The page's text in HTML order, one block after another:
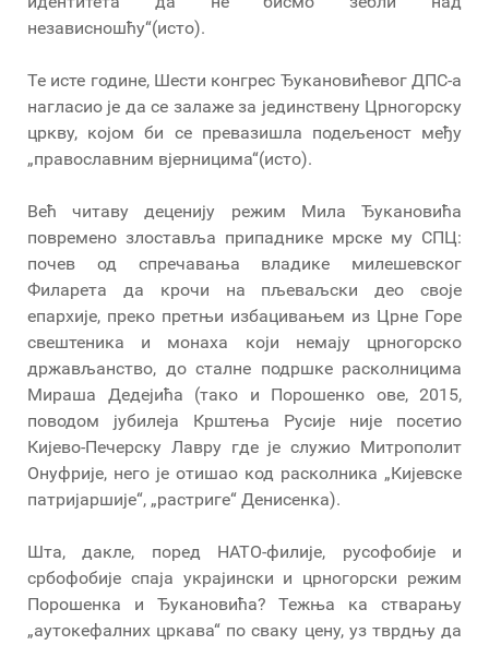
независношћу“(исто).
Те исте године, Шести конгрес Ђукановићевог ДПС-а
нагласио је да се залаже за јединствену Црногорску
цркву, којом би се превазишла подељеност међу
„православним вјерницима“(исто).
Већ читаву деценију режим Мила Ђукановића
повремено злоставља припаднике мрске му СПЦ:
почев од спречавања владике милешевског
Филарета да крочи на пљеваљски део своје
епархије, преко претњи избацивањем из Црне Горе
свештеника и монаха који немају црногорско
држављанство, до сталне подршке расколницима
Мираша Дедејића (тако и Порошенко ове, 2015,
поводом јубилеја Крштења Русије није посетио
Кијево-Печерску Лавру где је служио Митрополит
Онуфрије, него је отишао код расколника „Кијевске
патријаршије“, „растриге“ Денисенка).
Шта, дакле, поред НАТО-филије, русофобије и
србофобије спаја украјински и црногорски режим
Порошенка и Ђукановића? Тежња ка стварању
„аутокефалних цркава“ по сваку цену, уз тврдњу да